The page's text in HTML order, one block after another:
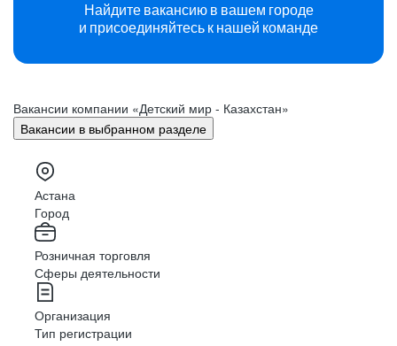
Найдите вакансию в вашем городе
и присоединяйтесь к нашей команде
Вакансии компании «Детский мир - Казахстан»
Вакансии в выбранном разделе
Астана
Город
Розничная торговля
Сферы деятельности
Организация
Тип регистрации